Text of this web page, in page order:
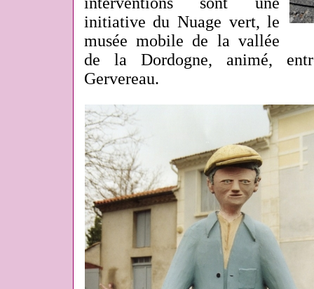
initiative du Nuage vert, le
musée mobile de la vallée
de la Dordogne, animé,
Gervereau.